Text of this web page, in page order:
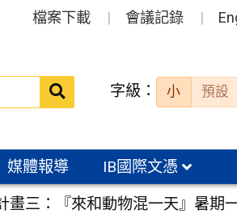
檔案下載 會議記錄
送出 字級： 小 預設
媒體報導 IB國際文憑
三：『來和動物混一天』暑期